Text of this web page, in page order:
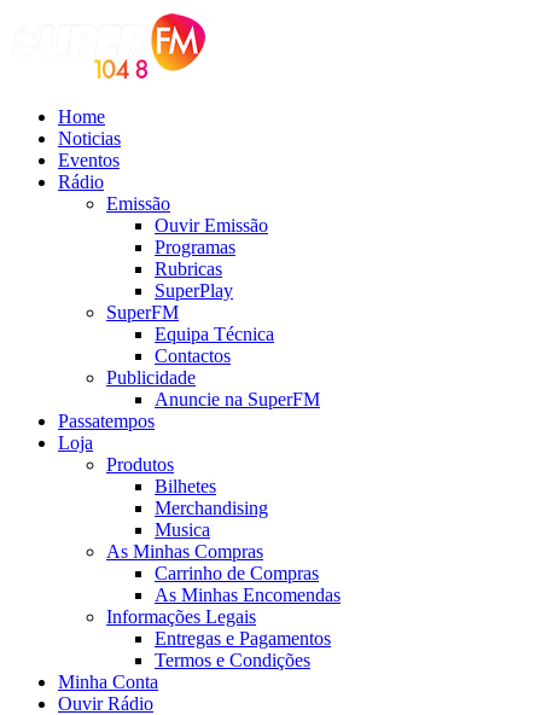
Home
Noticias
Eventos
Rádio
Emissão
Ouvir Emissão
Programas
Rubricas
SuperPlay
SuperFM
Equipa Técnica
Contactos
Publicidade
Anuncie na SuperFM
Passatempos
Loja
Produtos
Bilhetes
Merchandising
Musica
As Minhas Compras
Carrinho de Compras
As Minhas Encomendas
Informações Legais
Entregas e Pagamentos
Termos e Condições
Minha Conta
Ouvir Rádio